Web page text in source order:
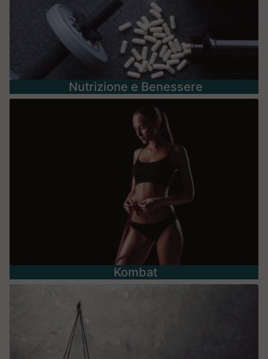
Nutrizione e Benessere
Kombat